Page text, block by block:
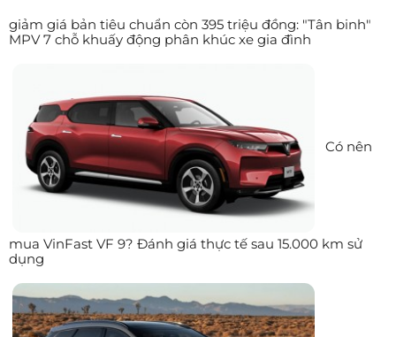
giảm giá bản tiêu chuẩn còn 395 triệu đồng: "Tân binh"
MPV 7 chỗ khuấy động phân khúc xe gia đình
Có nên
mua VinFast VF 9? Đánh giá thực tế sau 15.000 km sử
dụng